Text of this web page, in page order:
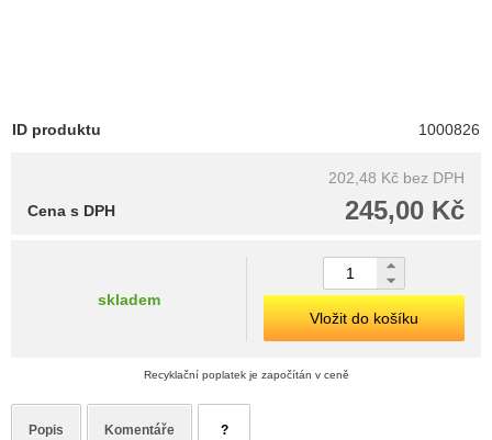
ID produktu 1000826
202,48 Kč bez DPH
245,00 Kč
Cena s DPH
skladem
Vložit do košíku
Recyklační poplatek je započítán v ceně
Popis Komentáře ?